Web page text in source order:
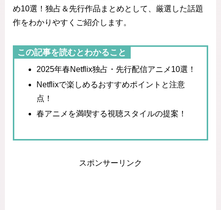
め10選！独占＆先行作品まとめとして、厳選した話題
作をわかりやすくご紹介します。
この記事を読むとわかること
2025年春Netflix独占・先行配信アニメ10選！
Netflixで楽しめるおすすめポイントと注意
点！
春アニメを満喫する視聴スタイルの提案！
スポンサーリンク